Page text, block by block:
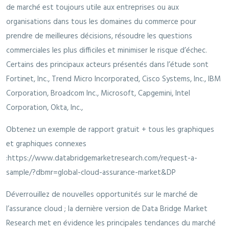
de marché est toujours utile aux entreprises ou aux
organisations dans tous les domaines du commerce pour
prendre de meilleures décisions, résoudre les questions
commerciales les plus difficiles et minimiser le risque d’échec.
Certains des principaux acteurs présentés dans l’étude sont
Fortinet, Inc., Trend Micro Incorporated, Cisco Systems, Inc., IBM
Corporation, Broadcom Inc., Microsoft, Capgemini, Intel
Corporation, Okta, Inc.,
Obtenez un exemple de rapport gratuit + tous les graphiques
et graphiques connexes
:https://www.databridgemarketresearch.com/request-a-
sample/?dbmr=global-cloud-assurance-market&DP
Déverrouillez de nouvelles opportunités sur le marché de
l’assurance cloud ; la dernière version de Data Bridge Market
Research met en évidence les principales tendances du marché